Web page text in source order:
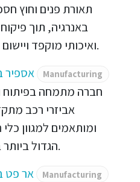
תאורת פנים וחוץ
באנרגיה, תוך
ואיכותי מוקפד ויישום מהיר.
אספיר
Manufacturing
חברה מתמחה בפיתוח
אביזרי רכב
ומותאמים למגוון
הגדול ביותר בארץ.
אר פט
Manufacturing